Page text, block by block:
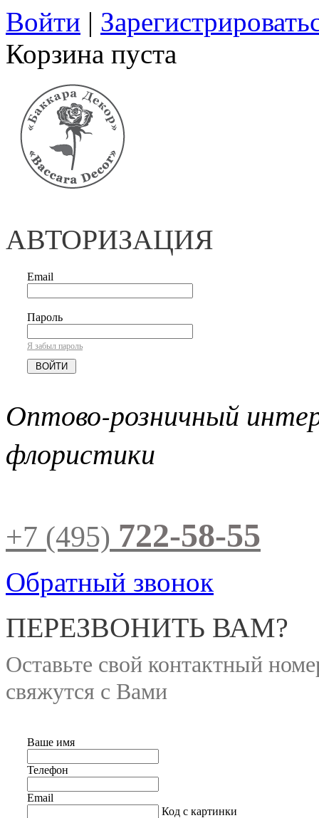
Войти |
Корзина пуста
АВТОРИЗАЦИЯ
Email
Пароль
Я забыл пароль
Оптово-розничный
флористики
+7 (495) 722-58-55
Обратный звонок
ПЕРЕЗВОНИТЬ ВАМ?
Оставьте свой контактный
свяжутся с Вами
Ваше имя
Телефон
Email
Код с картинки